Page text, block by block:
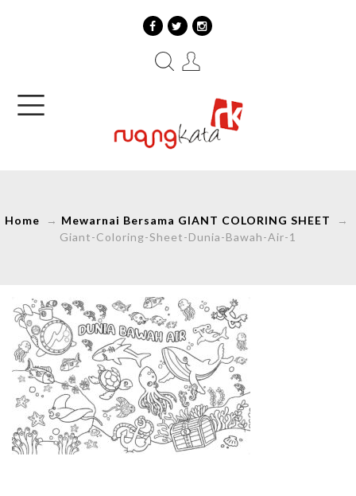
Home → Mewarnai Bersama GIANT COLORING SHEET →
Giant-Coloring-Sheet-Dunia-Bawah-Air-1